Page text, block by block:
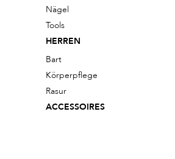
Nägel
Tools
HERREN
Bart
Körperpflege
Rasur
ACCESSOIRES